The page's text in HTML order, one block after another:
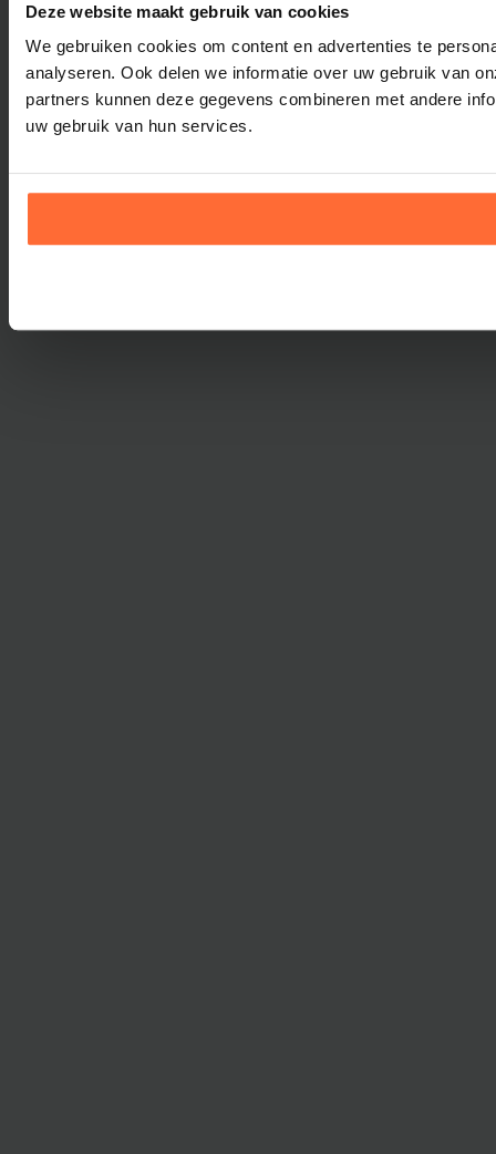
Deze website maakt gebruik van cookies
We gebruiken cookies om content en advertenties te
analyseren. Ook delen we informatie over uw gebruik van
partners kunnen deze gegevens combineren met andere
uw gebruik van hun services.